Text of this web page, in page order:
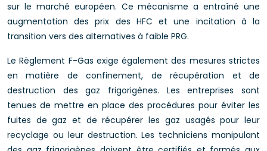
sur le marché européen. Ce mécanisme a entraîné une
augmentation des prix des HFC et une incitation à la
transition vers des alternatives à faible PRG.
Le Règlement F-Gas exige également des mesures strictes
en matière de confinement, de récupération et de
destruction des gaz frigorigènes. Les entreprises sont
tenues de mettre en place des procédures pour éviter les
fuites de gaz et de récupérer les gaz usagés pour leur
recyclage ou leur destruction. Les techniciens manipulant